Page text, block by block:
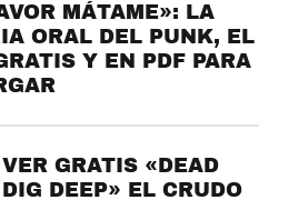
MÁTAME»: LA
ORAL DEL PUNK, EL
Y EN PDF PARA
VER GRATIS «DEAD
DEEP» EL CRUDO